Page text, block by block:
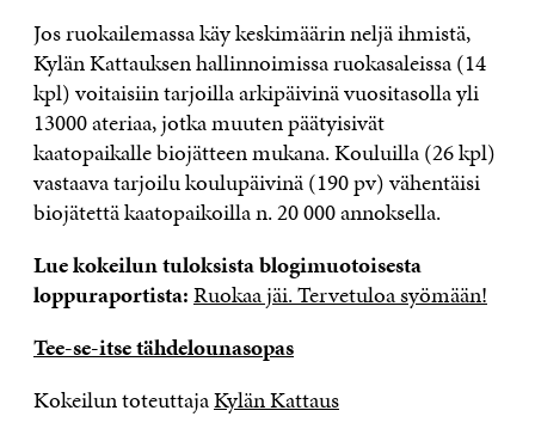
Jos ruokailemassa käy keskimäärin neljä ihmistä,
Kylän Kattauksen hallinnoimissa ruokasaleissa (14
kpl) voitaisiin tarjoilla arkipäivinä vuositasolla yli
13000 ateriaa, jotka muuten päätyisivät
kaatopaikalle biojätteen mukana. Kouluilla (26 kpl)
vastaava tarjoilu koulupäivinä (190 pv) vähentäisi
biojätettä kaatopaikoilla n. 20 000 annoksella.
Lue kokeilun tuloksista blogimuotoisesta
loppuraportista:Ruokaa jäi. Tervetuloa syömään!
Tee-se-itse tähdelounasopas
Kokeilun toteuttajaKylän Kattaus